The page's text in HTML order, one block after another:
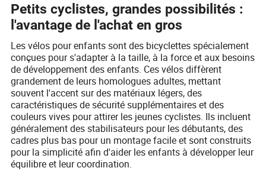
Petits cyclistes, grandes possibilités :
l'avantage de l'achat en gros
Les vélos pour enfants sont des bicyclettes spécialement
conçues pour s'adapter à la taille, à la force et aux besoins
de développement des enfants. Ces vélos diffèrent
grandement de leurs homologues adultes, mettant
souvent l'accent sur des matériaux légers, des
caractéristiques de sécurité supplémentaires et des
couleurs vives pour attirer les jeunes cyclistes. Ils incluent
généralement des stabilisateurs pour les débutants, des
cadres plus bas pour un montage facile et sont construits
pour la simplicité afin d'aider les enfants à développer leur
équilibre et leur coordination.